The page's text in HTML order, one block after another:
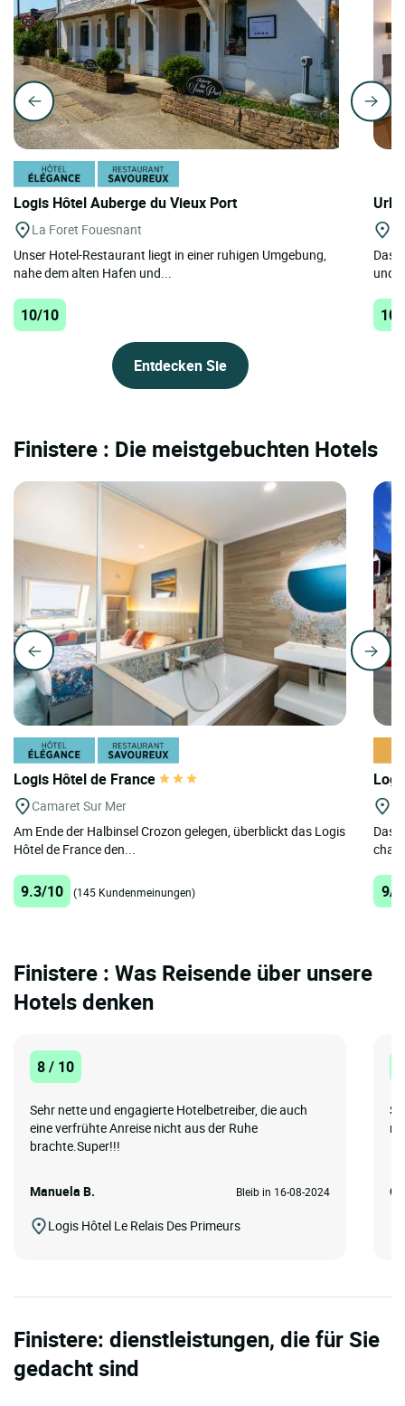
Logis Hôtel Auberge du Vieux Port
La Foret Fouesnant
Unser Hotel-Restaurant liegt in einer ruhigen Umgebung,
nahe dem alten Hafen und...
10/10
Entdecken Sie
Das
und
Finistere : Die meistgebuchten Hotels
Logis Hôtel de France
Camaret Sur Mer
Am Ende der Halbinsel Crozon gelegen, überblickt das Logis
Hôtel de France den...
9.3/10 (145 Kundenmeinungen)
Das
9/
Finistere : Was Reisende über unsere
Hotels denken
8 / 10
Sehr nette und engagierte Hotelbetreiber, die auch
eine verfrühte Anreise nicht aus der Ruhe
brachte.Super!!!
Manuela B. Bleib in 16-08-2024
Logis Hôtel Le Relais Des Primeurs
Finistere: dienstleistungen, die für Sie
gedacht sind